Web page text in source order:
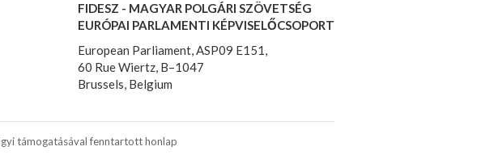
FIDESZ - MAGYAR POLGÁRI SZÖVETSÉG
EURÓPAI PARLAMENTI KÉPVISELŐCSOPORT
European Parliament, ASP09 E151,
60 Rue Wiertz, B–1047
Brussels, Belgium
támogatásával fenntartott honlap